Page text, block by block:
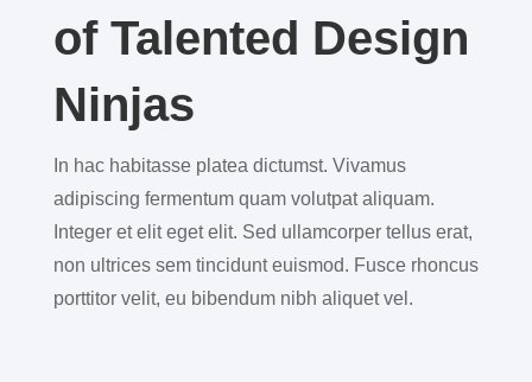
of Talented Design
Ninjas
In hac habitasse platea dictumst. Vivamus
adipiscing fermentum quam volutpat aliquam.
Integer et elit eget elit. Sed ullamcorper tellus erat,
non ultrices sem tincidunt euismod. Fusce rhoncus
porttitor velit, eu bibendum nibh aliquet vel.